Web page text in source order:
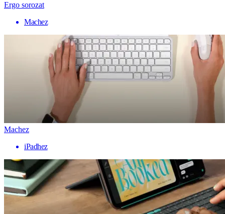
Ergo sorozat
Machez
Machez
iPadhez